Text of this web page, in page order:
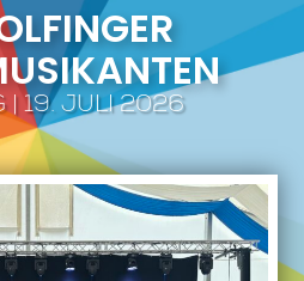
| 19. JULI 2026